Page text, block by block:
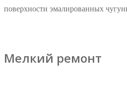
поверхности эмалированных
Мелкий ремонт